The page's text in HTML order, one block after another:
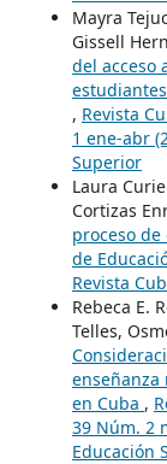
Mayra
Gissell
del acceso
, Revista
1 ene-abr
Superior
Laura
Cortizas
proceso
de
Revista
Rebeca E.
Telles,
en Cuba ,
39 Núm. 2
Educación